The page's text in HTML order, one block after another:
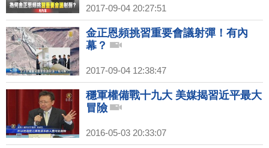
2017-09-04 20:27:51
金正恩頻挑習重要會議射彈！有內
幕？
2017-09-04 12:38:47
穩軍權備戰十九大 美媒揭習近平最大
冒險
2016-05-03 20:33:07